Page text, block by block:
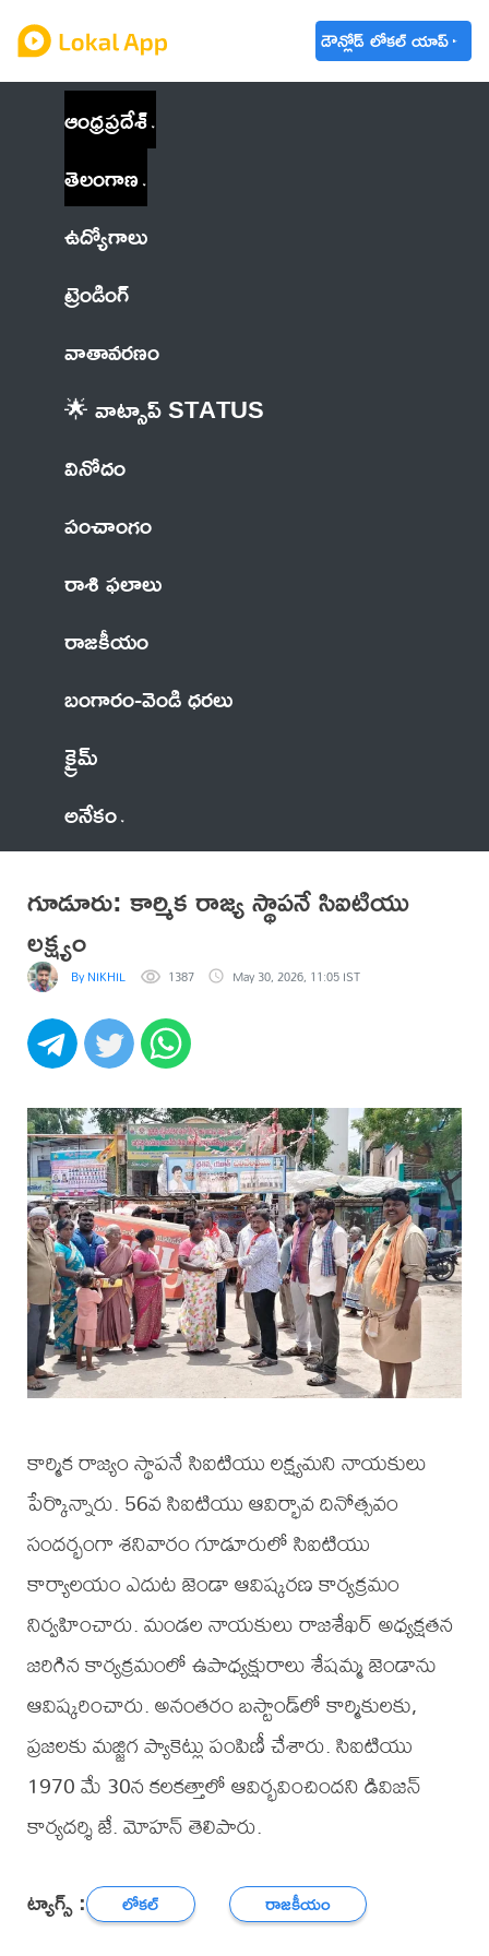
డౌన్లోడ్ లోకల్ యాప్
ఆంధ్రప్రదేశ్
తెలంగాణ
ఉద్యోగాలు
ట్రెండింగ్
వాతావరణం
🌟 వాట్సాప్ STATUS
వినోదం
పంచాంగం
రాశి ఫలాలు
రాజకీయం
బంగారం-వెండి ధరలు
క్రైమ్
అనేకం
గూడూరు: కార్మిక రాజ్య స్థాపనే సిఐటియు
లక్ష్యం
By NIKHIL 1387 May 30, 2026, 11:05 IST
కార్మిక రాజ్యం స్థాపనే సిఐటియు లక్ష్యమని నాయకులు
పేర్కొన్నారు. 56వ సిఐటియు ఆవిర్భావ దినోత్సవం
సందర్భంగా శనివారం గూడూరులో సిఐటియు
కార్యాలయం ఎదుట జెండా ఆవిష్కరణ కార్యక్రమం
నిర్వహించారు. మండల నాయకులు రాజశేఖర్ అధ్యక్షతన
జరిగిన కార్యక్రమంలో ఉపాధ్యక్షురాలు శేషమ్మ జెండాను
ఆవిష్కరించారు. అనంతరం బస్టాండ్‌లో కార్మికులకు,
ప్రజలకు మజ్జిగ ప్యాకెట్లు పంపిణీ చేశారు. సిఐటియు
1970 మే 30న కలకత్తాలో ఆవిర్భవించిందని డివిజన్
కార్యదర్శి జే. మోహన్ తెలిపారు.
ట్యాగ్స్ : లోకల్ రాజకీయం